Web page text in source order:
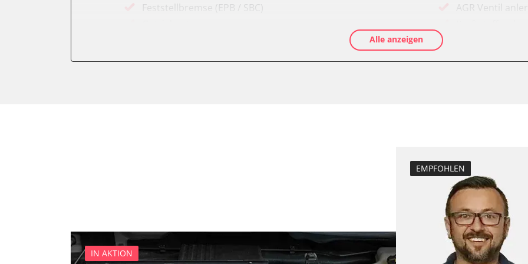
Feststellbremse (EPB / SBC)
AGR Ventil
Grundeinstellung
Injektor
Injektoren
Kodierung der
Kodierung
Alle anzeigen
IN AKTION
EMPFOHLEN